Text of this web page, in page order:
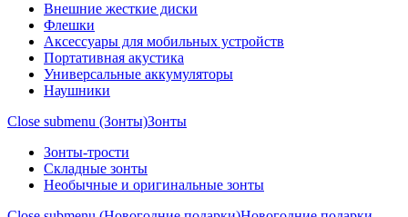
Внешние жесткие диски
Флешки
Аксессуары для мобильных устройств
Портативная акустика
Универсальные аккумуляторы
Наушники
Close submenu (Зонты)Зонты
Зонты-трости
Складные зонты
Необычные и оригинальные зонты